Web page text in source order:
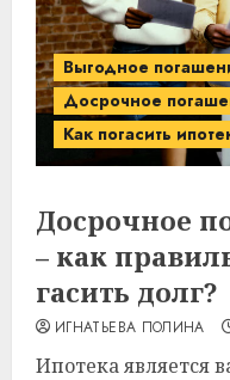
Выгодное
Досрочное
Как погасить
Досрочное
– как
гасить долг?
ИГНАТЬЕВА ПОЛИНА
Ипотека является